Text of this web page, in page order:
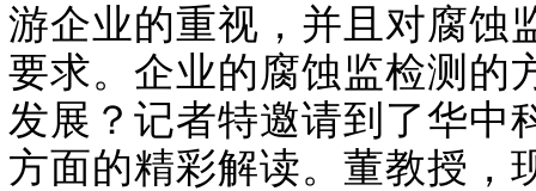
游企业的重视，并且对腐蚀
要求。企业的腐蚀监检测的
发展？记者特邀请到了华中
方面的精彩解读。董教授，